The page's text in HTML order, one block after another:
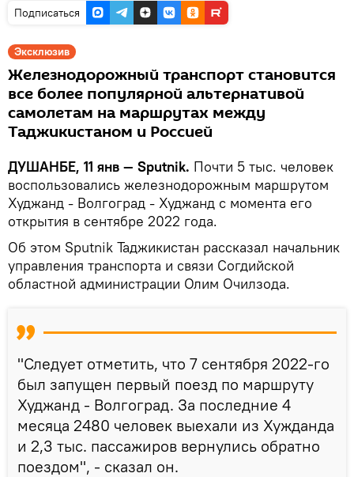
Подписаться
Эксклюзив
Железнодорожный транспорт становится
все более популярной альтернативой
самолетам на маршрутах между
Таджикистаном и Россией
ДУШАНБЕ, 11 янв — Sputnik. Почти 5 тыс. человек
воспользовались железнодорожным маршрутом
Худжанд - Волгоград - Худжанд с момента его
открытия в сентябре 2022 года.
Об этом Sputnik Таджикистан рассказал начальник
управления транспорта и связи Согдийской
областной администрации Олим Очилзода.
"Следует отметить, что 7 сентября 2022-го
был запущен первый поезд по маршруту
Худжанд - Волгоград. За последние 4
месяца 2480 человек выехали из Хужданда
и 2,3 тыс. пассажиров вернулись обратно
поездом", - сказал он.